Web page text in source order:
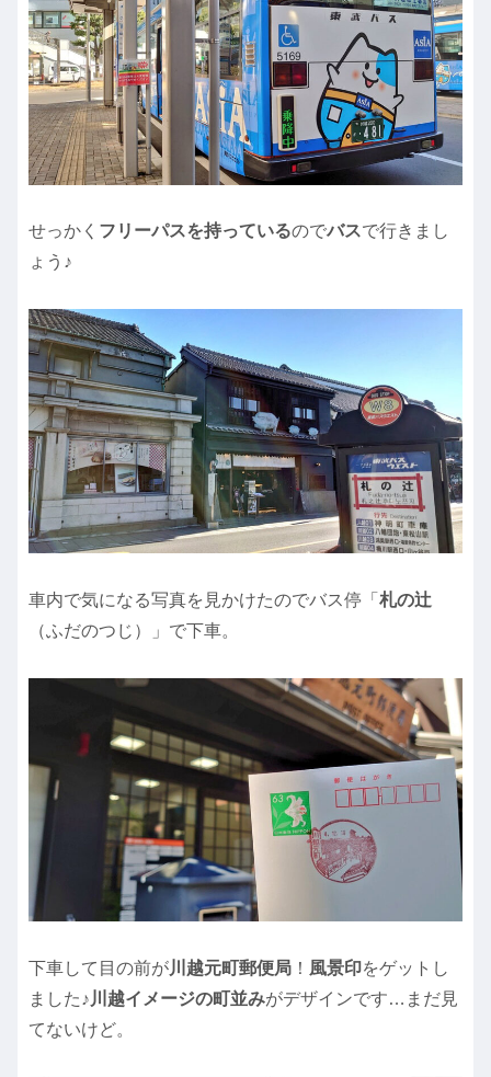
せっかく フリーパスを持っているのでバスで行きまし
ょう♪
車内で気になる写真を見かけたのでバス停「 札の辻
（ふだのつじ）」で下車。
下車して目の前が川越元町郵便局 ！ 風景印をゲットし
ました♪ 川越イメージの町並みがデザインです…まだ見
てないけど。